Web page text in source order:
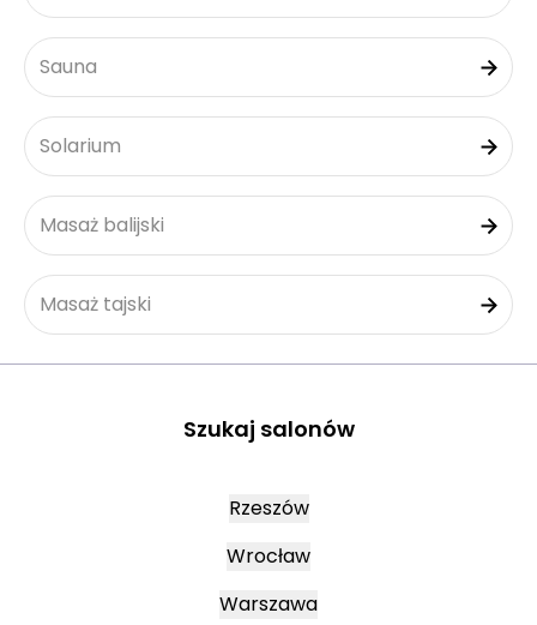
Sauna
Solarium
Masaż balijski
Masaż tajski
Szukaj salonów
Rzeszów
Wrocław
Warszawa